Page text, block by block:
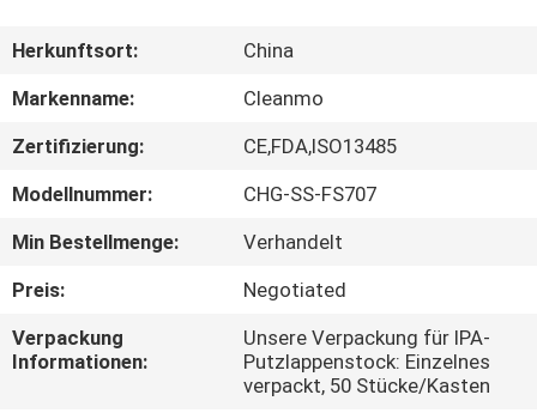
UNS
AUSFLUG
QUALITÄTSKONTROLLE
TRETEN
SIE
Herkunftsort:
China
Markenname:
Cleanmo
Zertifizierung:
CE,FDA,ISO13485
Modellnummer:
CHG-SS-FS707
Min Bestellmenge:
Verhandelt
Preis:
Negotiated
Verpackung
Informationen:
Unsere Verpackung für IPA-
Putzlappenstock: Einzelnes
verpackt, 50 Stücke/Kasten